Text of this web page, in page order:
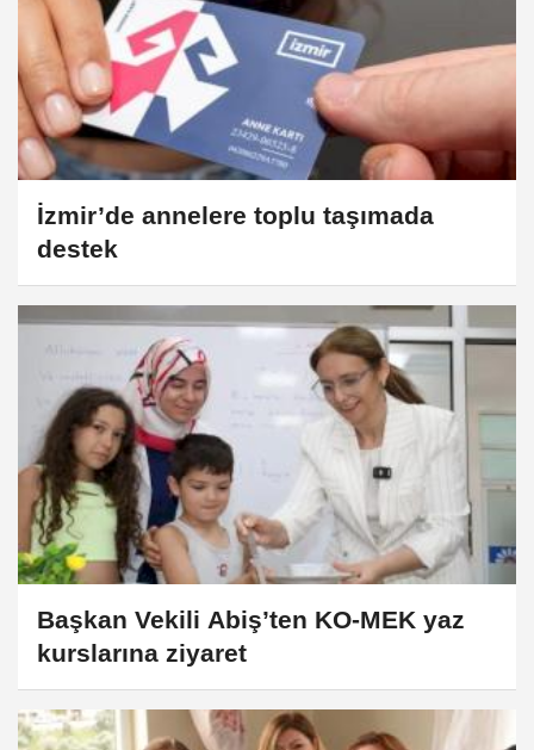
İzmir’de annelere toplu taşımada
destek
Başkan Vekili Abiş’ten KO-MEK yaz
kurslarına ziyaret